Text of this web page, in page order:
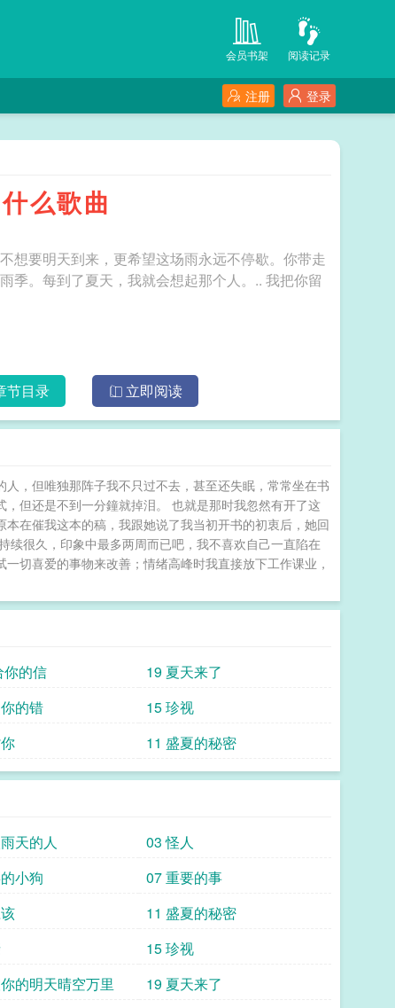
阅读记录
会员书架
登录
注册
么歌曲
想要明天到来，更希望这场雨永远不停歇。你带走
到了夏天，我就会想起那个人。.. 我把你留
节目录 立即阅读
，但唯独那阵子我不只过不去，甚至还失眠，常常坐在书
但还是不到一分鐘就掉泪。 也就是那时我忽然有开了这
在催我这本的稿，我跟她说了我当初开书的初衷后，她回
很久，印象中最多两周而已吧，我不喜欢自己一直陷在
切喜爱的事物来改善；情绪高峰时我直接放下工作课业，
你的信
19 夏天来了
的错
15 珍视
11 盛夏的秘密
天的人
03 怪人
小狗
07 重要的事
11 盛夏的秘密
15 珍视
的明天晴空万里
19 夏天来了